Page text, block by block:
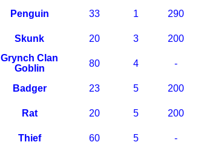
Penguin
33 1 290
Skunk 20 3 200
Grynch Clan
Goblin
80 4 -
Badger 23 5 200
Rat 20 5 200
Thief 60 5 -